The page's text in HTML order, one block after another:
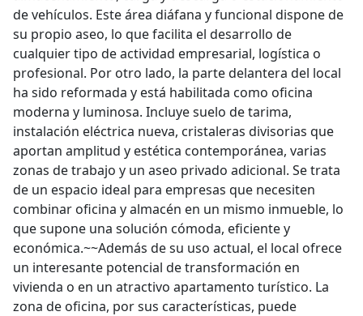
de vehículos. Este área diáfana y funcional dispone de
su propio aseo, lo que facilita el desarrollo de
cualquier tipo de actividad empresarial, logística o
profesional. Por otro lado, la parte delantera del local
ha sido reformada y está habilitada como oficina
moderna y luminosa. Incluye suelo de tarima,
instalación eléctrica nueva, cristaleras divisorias que
aportan amplitud y estética contemporánea, varias
zonas de trabajo y un aseo privado adicional. Se trata
de un espacio ideal para empresas que necesiten
combinar oficina y almacén en un mismo inmueble, lo
que supone una solución cómoda, eficiente y
económica.~~Además de su uso actual, el local ofrece
un interesante potencial de transformación en
vivienda o en un atractivo apartamento turístico. La
zona de oficina, por sus características, puede